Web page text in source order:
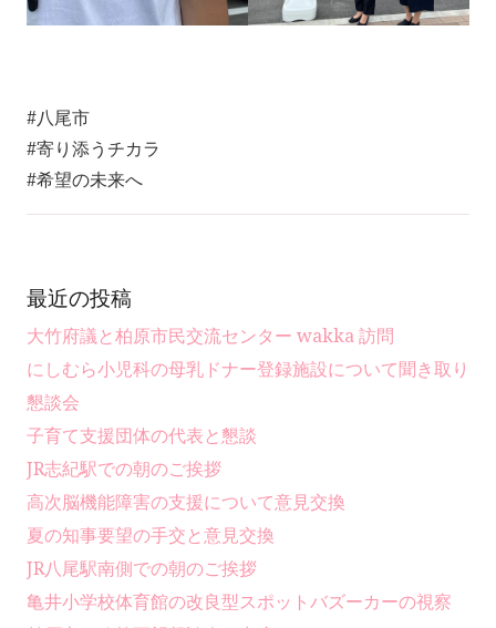
#八尾市
#寄り添うチカラ
#希望の未来へ
最近の投稿
大竹府議と柏原市民交流センター wakka 訪問
にしむら小児科の母乳ドナー登録施設について聞き取り
懇談会
子育て支援団体の代表と懇談
JR志紀駅での朝のご挨拶
高次脳機能障害の支援について意見交換
夏の知事要望の手交と意見交換
JR八尾駅南側での朝のご挨拶
亀井小学校体育館の改良型スポットバズーカーの視察